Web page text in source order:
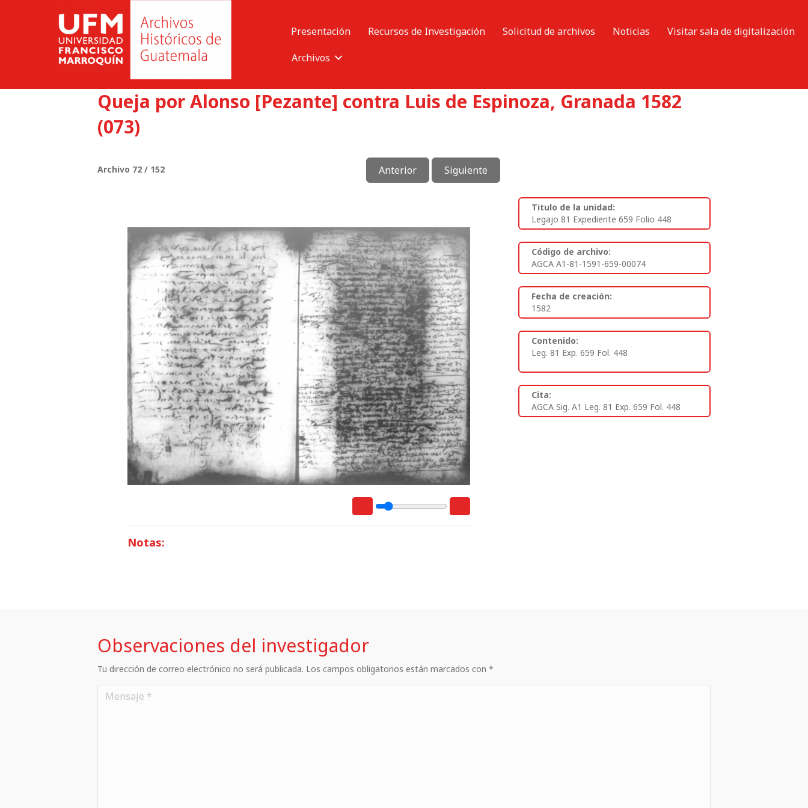
Presentación Recursos de Investigación Solicitud de archivos Noticias
Visitar sala de digitalización
Archivos
Queja por Alonso [Pezante] contra Luis de Espinoza, Granada 1582
(073)
Archivo 72 / 152 Anterior Siguiente
Notas:
Titulo de la unidad:
Legajo 81 Expediente 659 Folio 448
Código de archivo:
AGCA A1-81-1591-659-00074
Fecha de creación:
1582
Contenido:
Leg. 81 Exp. 659 Fol. 448
Cita:
AGCA Sig. A1 Leg. 81 Exp. 659 Fol. 448
Observaciones del investigador
Tu dirección de correo electrónico no será publicada. Los campos obligatorios están marcados con *